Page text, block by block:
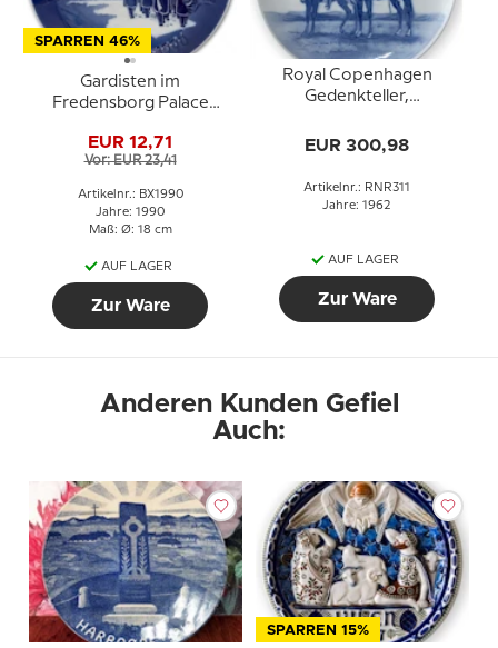
SPARREN 46%
Gardisten im
Fredensborg Palace
Gröndahl
Weihnachtsteller
EUR 12,71
Vor: EUR 23,41
Artikelnr.: BX1990
Jahre: 1990
Maß: Ø: 18 cm
AUF LAGER
Zur Ware
Royal Copenhagen
Gedenkteller,
1762 -1962
EUR 300,98
Artikelnr.: RNR311
Jahre: 1962
AUF LAGER
Zur Ware
Anderen Kunden Gefiel
Auch:
SPARREN 15%